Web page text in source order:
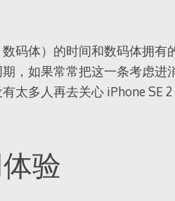
码体）的时间和数码体拥有
，如果常常把这一条考虑进
太多人再去关心 iPhone SE
验